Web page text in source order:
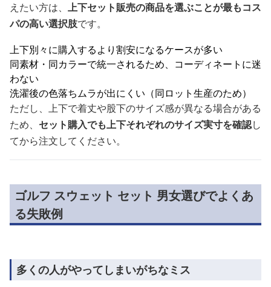
えたい方は、 上下セット販売の商品を選ぶことが最もコス
パの高い選択肢です。
上下別々に購入するより割安になるケースが多い
同素材・同カラーで統一されるため、コーディネートに迷
わない
洗濯後の色落ちムラが出にくい（同ロット生産のため）
ただし、上下で着丈や股下のサイズ感が異なる場合がある
ため、 セット購入でも上下それぞれのサイズ実寸を確認し
てから注文してください。
ゴルフ スウェット セット 男女選びでよくあ
る失敗例
多くの人がやってしまいがちなミス